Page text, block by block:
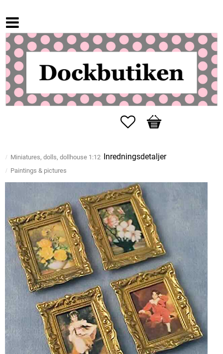
Favorites
Basket
Miniatures, dolls, dollhouse 1:12 Inredningsdetaljer
Paintings & pictures